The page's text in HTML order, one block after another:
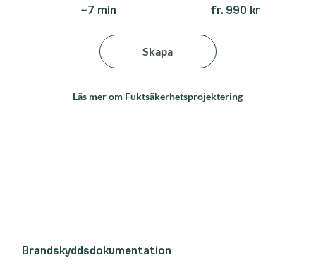
~7 min
Skapa
fr. 990 kr
Läs mer om Fuktsäkerhetsprojektering
Brandskyddsdokumentation